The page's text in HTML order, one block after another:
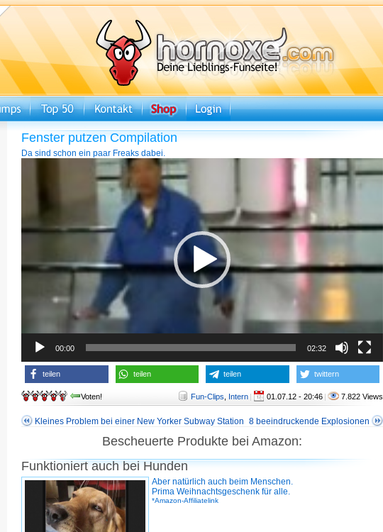
Fenster putzen Compilation
Da sind schon ein paar Freaks dabei.
00:00 02:32
teilen teilen teilen twittern
Voten! Fun-Clips Intern | 01.07.12 - 20:46 | 7.822 Views
Kleines Problem bei einer New Yorker Subway Station 8 beeindruckende Explosionen
Bescheuerte Produkte bei Amazon:
Funktioniert auch bei Hunden
Aber natürlich auch beim Menschen.
Prima Weihnachtsgeschenk für alle.
*Amazon-Affiliatelink